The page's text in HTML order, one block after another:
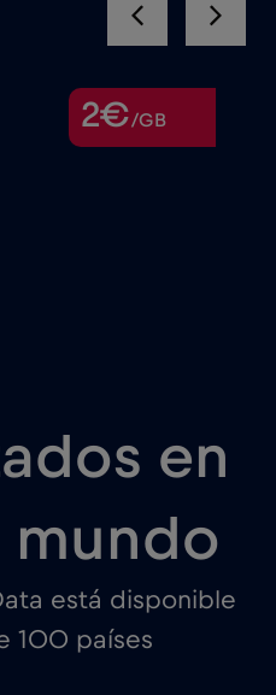
2€/GB
en
está disponible
100 países